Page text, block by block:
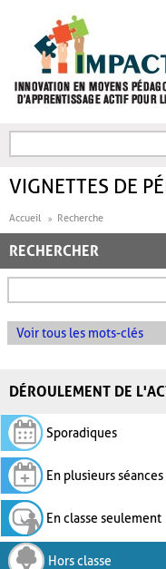
FORMULAIRE DE
VIGNETTES DE
Accueil Recherche
RECHERCHER
Voir tous les mots-clés
DÉROULEMENT DE
Sporadiques
En plusieurs séances
En classe seulement
Hors classe